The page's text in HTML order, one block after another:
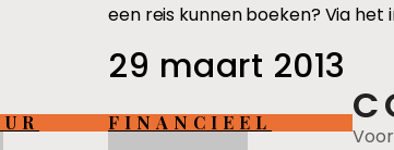
een reis kunnen boeken? Via
29 maart 2013
FINANCIEEL